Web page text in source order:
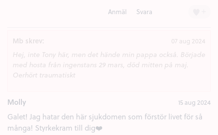
Anmäl Svara
Mb skrev: 07 aug 2024
Hej, inte Tony här, men det hände min pappa också. Började
med hosta från ingenstans 29 mars, död mitten på maj.
Oerhört traumatiskt
Molly 15 aug 2024
Galet! Jag hatar den här sjukdomen som förstör livet för så
många! Styrkekram till dig❤️